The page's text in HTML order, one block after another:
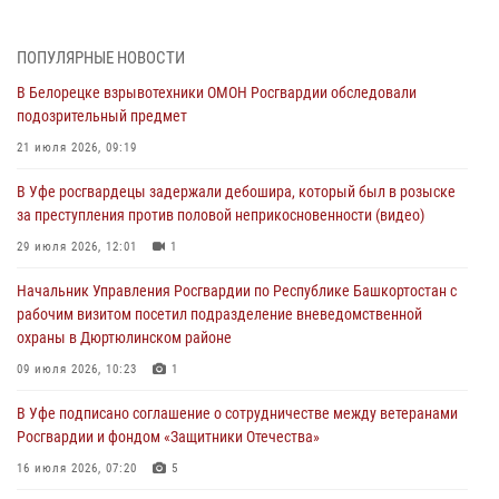
03 августа 2026, 04:30 8
В Башкирии росгвардейцы провели волейбольный турнир на
открытом воздухе
03 августа 2026, 04:29
В Уфе росгвардейцы по горячим следам задержали
подозреваемого в открытом хищении из аптеки (видео)
03 августа 2026, 04:15
Начальник отделения учёта и комплектования Росгвардии
Башкортостана ответил на вопросы граждан
30 июля 2026, 12:54
за преступления против половой неприкосновенности (видео)
29 июля 2026, 12:01
ПОПУЛЯРНЫЕ НОВОСТИ
В Белорецке взрывотехники ОМОН Росгвардии обследовали
подозрительный предмет
21 июля 2026, 09:19
В Уфе росгвардецы задержали дебошира, который был в розыске
за преступления против половой неприкосновенности (видео)
29 июля 2026, 12:01 1
Начальник Управления Росгвардии по Республике Башкортостан с
рабочим визитом посетил подразделение вневедомственной
охраны в Дюртюлинском районе
09 июля 2026, 10:23 1
В Уфе подписано соглашение о сотрудничестве между ветеранами
Росгвардии и фондом «Защитники Отечества»
16 июля 2026, 07:20 5